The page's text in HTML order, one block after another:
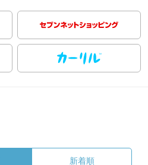
新着順